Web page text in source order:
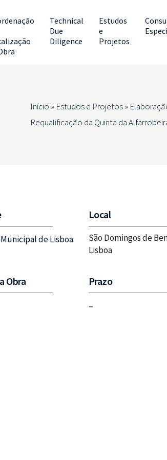
Technical
Due
Diligence
Estudos
e
Projetos
Início » Estudos e Projetos»
Requalificação da Quinta da
Municipal de Lisboa
Obra
Local
São Domingos de
Lisboa
Prazo
–